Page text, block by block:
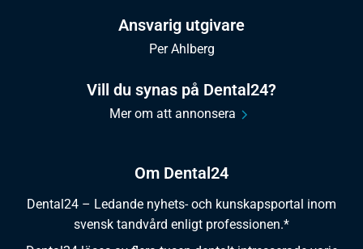
Om Dental24
Dental24 – Ledande nyhets- och kunskapsportal inom
svensk tandvård enligt professionen.*
Ansvarig utgivare
Per Ahlberg
Vill du synas på Dental24?
Mer om att annonsera